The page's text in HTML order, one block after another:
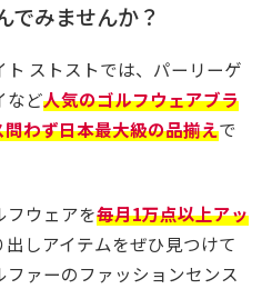
でみませんか？
ストストでは、パーリーゲ
など人気のゴルフウェアブラ
わず日本最大級の品揃えで
フウェアを毎月1万点以上アッ
しアイテムをぜひ見つけて
ァーのファッションセンス